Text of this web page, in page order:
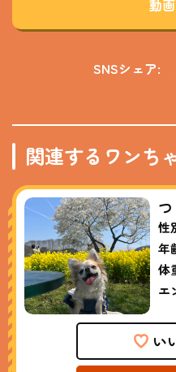
動
SNSシェア:
関連するワンち
性
年
体
エ
い